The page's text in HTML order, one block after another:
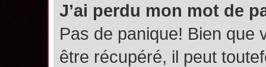
J’ai perdu mon mot de
Pas de panique! Bien que
être récupéré, il peut